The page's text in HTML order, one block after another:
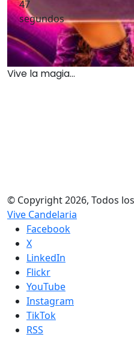
45
segundos
Vive la magia...
© Copyright 2026, Todos
Vive Candelaria
Facebook
X
LinkedIn
Flickr
YouTube
Instagram
TikTok
RSS